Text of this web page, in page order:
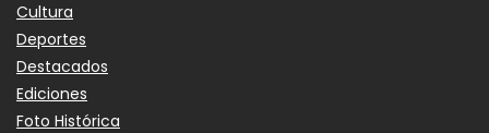
Cultura
Deportes
Destacados
Ediciones
Foto Histórica